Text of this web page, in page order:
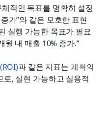
적인 목표를 명확히 설정
가”와 같은 모호한 표현
실행 가능한 목표가 필요
월 내 매출 10% 증가.”
과 같은 지표는 계획의
, 실현 가능하고 실용적